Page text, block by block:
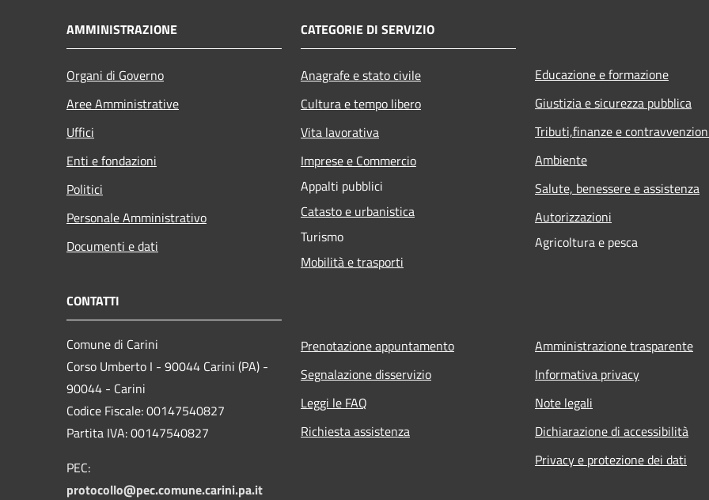
AMMINISTRAZIONE
Organi di Governo
Aree Amministrative
Uffici
Enti e fondazioni
Politici
Personale Amministrativo
Documenti e dati
CATEGORIE DI SERVIZIO
Anagrafe e stato civile
Cultura e tempo libero
Vita lavorativa
Imprese e Commercio
Appalti pubblici
Catasto e urbanistica
Turismo
Mobilità e trasporti
Educazione e formazione
Giustizia e sicurezza pubblica
Tributi,finanze e
Ambiente
Salute, benessere e assistenza
Autorizzazioni
Agricoltura e pesca
CONTATTI
Comune di Carini
Corso Umberto I - 90044 Carini (PA) -
90044 - Carini
Codice Fiscale: 00147540827
Partita IVA: 00147540827
PEC:
protocollo@pec.comune.carini.pa.it
Prenotazione appuntamento
Segnalazione disservizio
Leggi le FAQ
Richiesta assistenza
Amministrazione trasparente
Informativa privacy
Note legali
Dichiarazione di accessibilità
Privacy e protezione dei dati